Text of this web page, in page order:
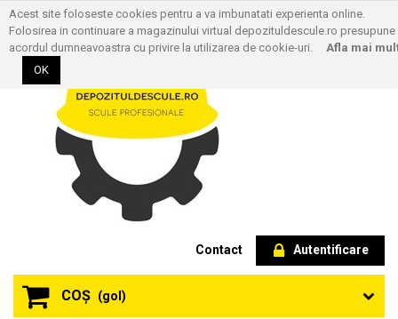
Autentificare
Contact
COŞ (gol)
Acest site foloseste cookies pentru a va imbunatati experienta online.
Folosirea in continuare a magazinului virtual depozituldescule.ro presupune
acordul dumneavoastra cu privire la utilizarea de cookie-uri. Afla mai
OK